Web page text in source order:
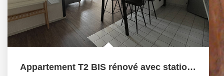
Appartement T2 BIS rénové avec stationnement à Angers La...